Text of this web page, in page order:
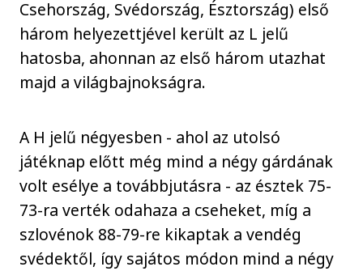
Csehország, Svédország, Észtország) első
három helyezettjével került az L jelű
hatosba, ahonnan az első három utazhat
majd a világbajnokságra.
A H jelű négyesben - ahol az utolsó
játéknap előtt még mind a négy gárdának
volt esélye a továbbjutásra - az észtek 75-
73-ra verték odahaza a cseheket, míg a
szlovénok 88-79-re kikaptak a vendég
svédektől, így sajátos módon mind a négy